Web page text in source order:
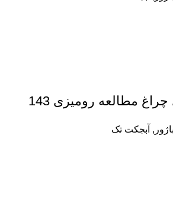
مطالعه رومیزی 143
آباژور , آبجکت تک